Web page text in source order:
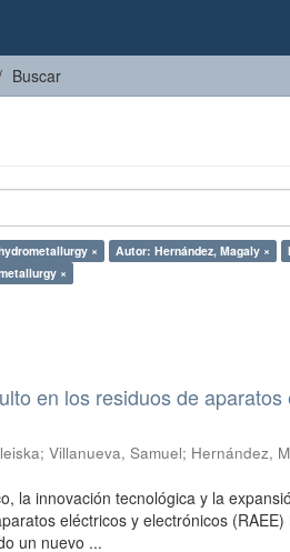
Buscar
× Autor: Hernández, Magaly ×
×
en los residuos de aparatos
;Villanueva, Samuel; Hernández,
la innovación tecnológica y la
eléctricos y electrónicos
un nuevo ...